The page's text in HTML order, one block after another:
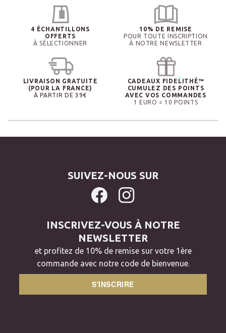
4 ÉCHANTILLONS
OFFERTS
À SÉLECTIONNER
10% DE REMISE
POUR TOUTE INSCRIPTION
À NOTRE NEWSLETTER
LIVRAISON GRATUITE
(POUR LA FRANCE)
À PARTIR DE 39€
CADEAUX FIDELITHÉ™
CUMULEZ DES POINTS
AVEC VOS COMMANDES
1 EURO = 10 POINTS
SUIVEZ-NOUS SUR
INSCRIVEZ-VOUS À NOTRE
NEWSLETTER
et profitez de 10% de remise sur votre 1ère
commande avec notre code de bienvenue.
S'INSCRIRE